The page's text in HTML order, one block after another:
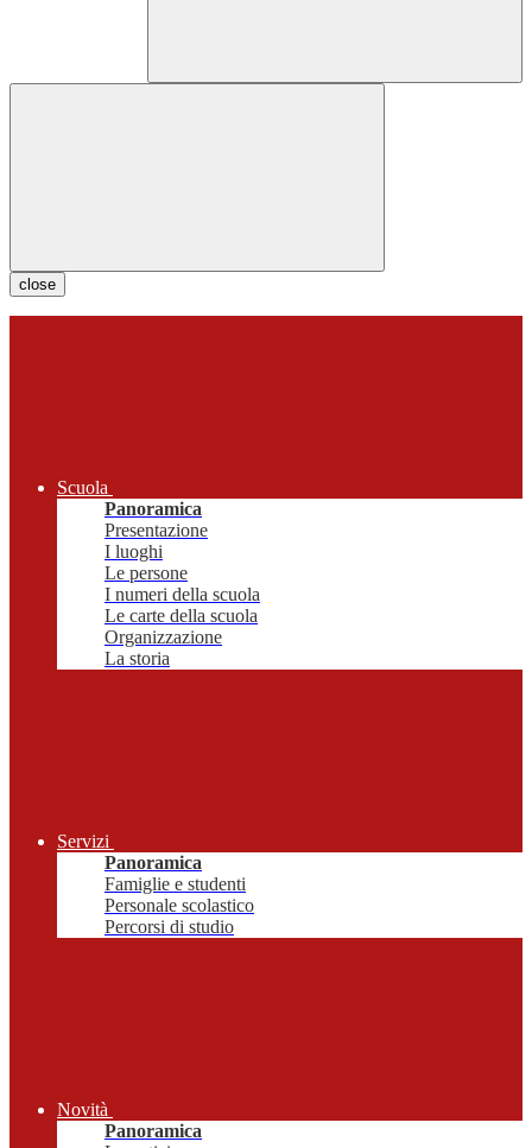
close
Scuola
Panoramica
Presentazione
I luoghi
Le persone
I numeri della scuola
Le carte della scuola
Organizzazione
La storia
Servizi
Panoramica
Famiglie e studenti
Personale scolastico
Percorsi di studio
Novità
Panoramica